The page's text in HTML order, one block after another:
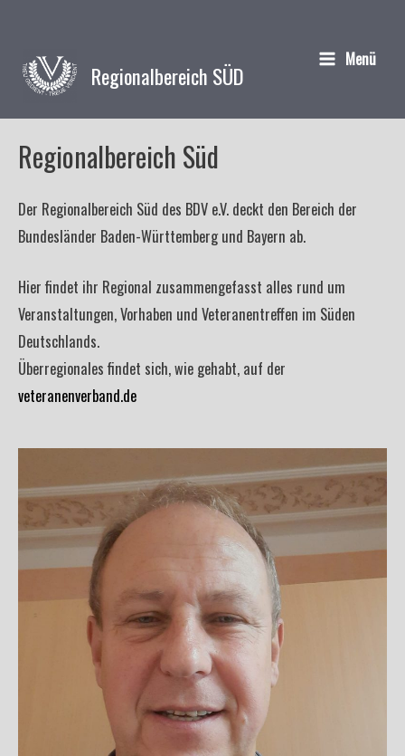
Regionalbereich SÜD
Menu
Menü
Regionalbereich Süd
Der Regionalbereich Süd des BDV e.V. deckt den Bereich der
Bundesländer Baden-Württemberg und Bayern ab.
Hier findet ihr Regional zusammengefasst alles rund um
Veranstaltungen, Vorhaben und Veteranentreffen im Süden
Deutschlands.
Überregionales findet sich, wie gehabt, auf der
veteranenverband.de